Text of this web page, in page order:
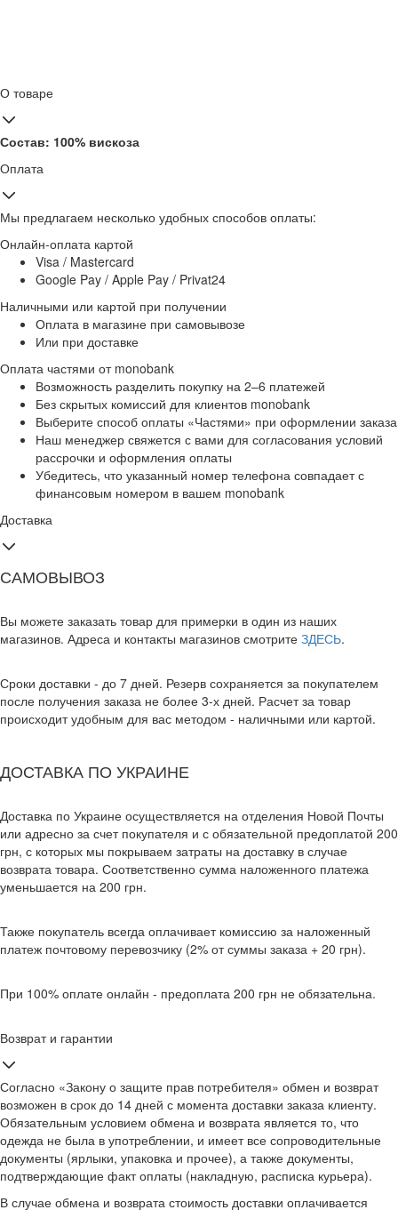
О товаре
Состав: 100% вискоза
Оплата
Мы предлагаем несколько удобных способов оплаты:
Онлайн-оплата картой
Visa / Mastercard
Google Pay / Apple Pay / Privat24
Наличными или картой при получении
Оплата в магазине при самовывозе
Или при доставке
Оплата частями от monobank
Возможность разделить покупку на 2–6 платежей
Без скрытых комиссий для клиентов monobank
Выберите способ оплаты «Частями» при оформлении заказа
Наш менеджер свяжется с вами для согласования условий
рассрочки и оформления оплаты
Убедитесь, что указанный номер телефона совпадает с
финансовым номером в вашем monobank
Доставка
САМОВЫВОЗ
Вы можете заказать товар для примерки в один из наших
магазинов. Адреса и контакты магазинов смотрите ЗДЕСЬ.
Сроки доставки - до 7 дней. Резерв сохраняется за покупателем
после получения заказа не более 3-х дней. Расчет за товар
происходит удобным для вас методом - наличными или картой.
ДОСТАВКА ПО УКРАИНЕ
Доставка по Украине осуществляется на отделения Новой Почты
или адресно за счет покупателя и с обязательной предоплатой 200
грн, с которых мы покрываем затраты на доставку в случае
возврата товара. Соответственно сумма наложенного платежа
уменьшается на 200 грн.
Также покупатель всегда оплачивает комиссию за наложенный
платеж почтовому перевозчику (2% от суммы заказа + 20 грн).
При 100% оплате онлайн - предоплата 200 грн не обязательна.
Возврат и гарантии
Согласно «Закону о защите прав потребителя» обмен и возврат
возможен в срок до 14 дней с момента доставки заказа клиенту.
Обязательным условием обмена и возврата является то, что
одежда не была в употреблении, и имеет все сопроводительные
документы (ярлыки, упаковка и прочее), а также документы,
подтверждающие факт оплаты (накладную, расписка курьера).
В случае обмена и возврата стоимость доставки оплачивается